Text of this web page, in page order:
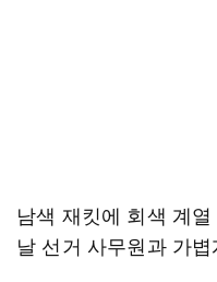
남색 재킷에 회색 계
날 선거 사무원과 가